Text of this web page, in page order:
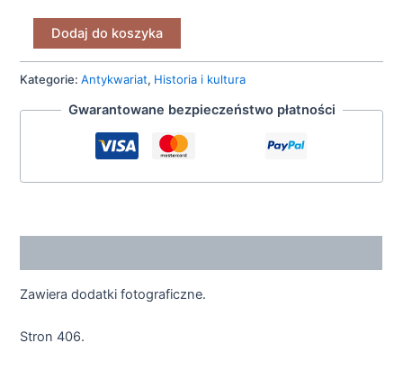
Dodaj do koszyka
Kategorie:Antykwariat, Historia i kultura
Gwarantowane bezpieczeństwo płatności
Zawiera dodatki fotograficzne.
Stron 406.